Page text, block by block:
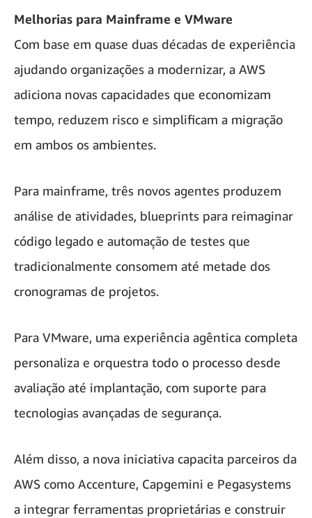
Melhorias para Mainframe e VMware
Com base em quase duas décadas de experiência
ajudando organizações a modernizar, a AWS
adiciona novas capacidades que economizam
tempo, reduzem risco e simplificam a migração
em ambos os ambientes.
Para mainframe, três novos agentes produzem
análise de atividades, blueprints para reimaginar
código legado e automação de testes que
tradicionalmente consomem até metade dos
cronogramas de projetos.
Para VMware, uma experiência agêntica completa
personaliza e orquestra todo o processo desde
avaliação até implantação, com suporte para
tecnologias avançadas de segurança.
Além disso, a nova iniciativa capacita parceiros da
AWS como Accenture, Capgemini e Pegasystems
a integrar ferramentas proprietárias e construir